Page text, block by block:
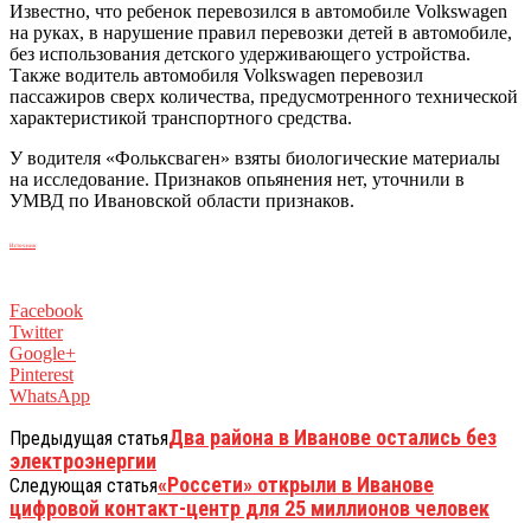
Известно, что ребенок перевозился в автомобиле Volkswagen
на руках, в нарушение правил перевозки детей в автомобиле,
без использования детского удерживающего устройства.
Также водитель автомобиля Volkswagen перевозил
пассажиров сверх количества, предусмотренного технической
характеристикой транспортного средства.
У водителя «Фольксваген» взяты биологические материалы
на исследование. Признаков опьянения нет, уточнили в
УМВД по Ивановской области признаков.
Источник
Facebook
Twitter
Google+
Pinterest
WhatsApp
Предыдущая статьяДва района в Иванове остались без
электроэнергии
Следующая статья«Россети» открыли в Иванове
цифровой контакт-центр для 25 миллионов человек